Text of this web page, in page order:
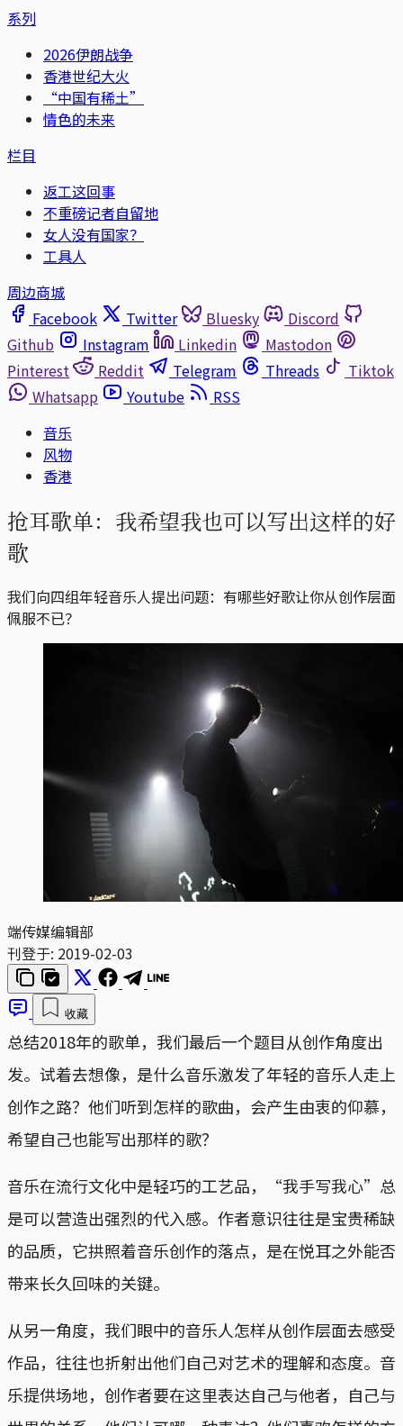
系列
2026伊朗战争
香港世纪大火
“中国有稀土”
情色的未来
栏目
返工这回事
不重磅记者自留地
女人没有国家？
工具人
周边商城
Facebook
Twitter Bluesky
Discord
Github
Instagram Linkedin
Mastodon
Pinterest
Reddit Telegram Threads
Tiktok
Whatsapp
Youtube
RSS
音乐
风物
香港
抢耳歌单：我希望我也可以写出这样的好
歌
我们向四组年轻音乐人提出问题：有哪些好歌让你从创作层面
佩服不已？
端传媒编辑部
刊登于: 2019-02-03
收藏
总结2018年的歌单，我们最后一个题目从创作角度出
发。试着去想像，是什么音乐激发了年轻的音乐人走上
创作之路？他们听到怎样的歌曲，会产生由衷的仰慕，
希望自己也能写出那样的歌？
音乐在流行文化中是轻巧的工艺品，“我手写我心”总
是可以营造出强烈的代入感。作者意识往往是宝贵稀缺
的品质，它拱照着音乐创作的落点，是在悦耳之外能否
带来长久回味的关键。
从另一角度，我们眼中的音乐人怎样从创作层面去感受
作品，往往也折射出他们自己对艺术的理解和态度。音
乐提供场地，创作者要在这里表达自己与他者，自己与